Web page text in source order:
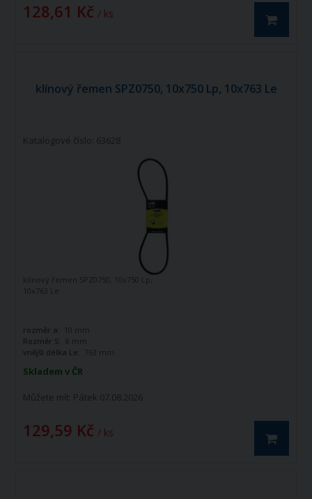
128,61 Kč / ks
klínový řemen SPZ0750, 10x750 Lp, 10x763 Le
Katalogové číslo: 63628
Skladem v ČR
Můžete mít: Pátek 07.08.2026
129,59 Kč / ks
klínový řemen SPZ0750, 10x750 Lp,
10x763 Le
rozměr a:
10 mm
Rozměr S:
8 mm
vnější délka Le:
763 mm